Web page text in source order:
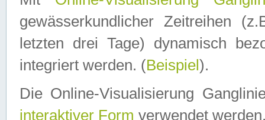
gewässerkundlicher Zeitreihen
letzten drei Tage) dynamisch
integriert werden. (Beispiel ).
Die Online-Visualisierung
interaktiver Form verwendet